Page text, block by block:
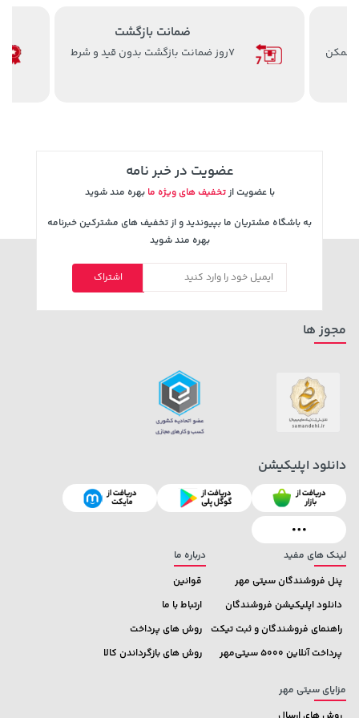
خرید 57,280,000 تومان
1,849,000 تومان
2,179,000
خرید
141,000 تومان
165,900
ممکن
ضمانت بازگشت
7روز ضمانت بازگشت بدون قید و شرط
عضویت در خبر نامه
با عضویت ازتخفیف های ویژه ما بهره مند شوید
به باشگاه مشتریان ما بپیوندید و از تخفیف های مشترکین خبرنامه
بهره مند شوید
اشتراک
لینک های مفید
پنل فروشندگان سیتی مهر
دانلود اپلیکیشن فروشندگان
راهنمای فروشندگان و ثبت تیکت
پرداخت آنلاین 5000 سیتی‌مهر
درباره ما
قوانین
ارتباط با ما
روش های پرداخت
روش های بازگرداندن کالا
مزایای سیتی مهر
مجوز ها
دانلود اپلیکیشن